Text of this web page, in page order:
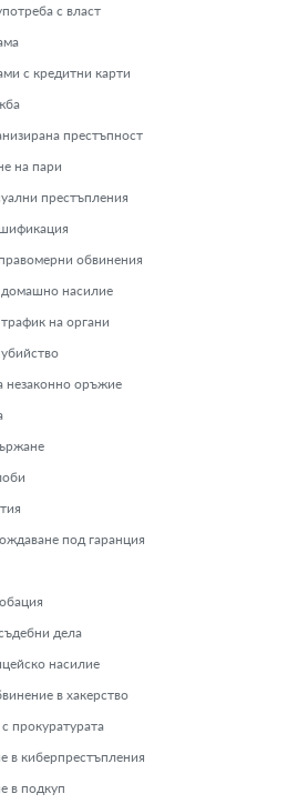
с власт
с кредитни карти
престъпност
на пари
престъпления
обвинения
домашно насилие
на органи
незаконно оръжие
под гаранция
дела
насилие
в хакерство
прокуратурата
в киберпрестъпления
в подкуп